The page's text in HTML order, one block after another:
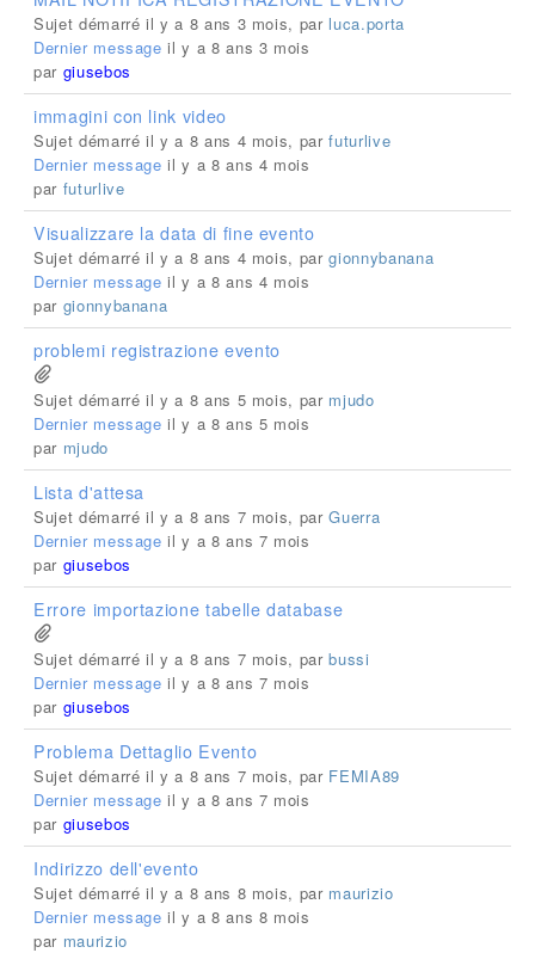
Sujet démarré il y a 8 ans 3 mois, par luca.porta
Dernier message il y a 8 ans 3 mois
par giusebos
immagini con link video
Sujet démarré il y a 8 ans 4 mois, parfuturlive
Dernier message il y a 8 ans 4 mois
par futurlive
Visualizzare la data di fine evento
Sujet démarré il y a 8 ans 4 mois, pargionnybanana
Dernier message il y a 8 ans 4 mois
par gionnybanana
problemi registrazione evento
Sujet démarré il y a 8 ans 5 mois, par mjudo
Dernier message il y a 8 ans 5 mois
par mjudo
Lista d'attesa
Sujet démarré il y a 8 ans 7 mois, parGuerra
Dernier message il y a 8 ans 7 mois
par giusebos
Errore importazione tabelle database
Sujet démarré il y a 8 ans 7 mois, parbussi
Dernier message il y a 8 ans 7 mois
par giusebos
Problema Dettaglio Evento
Sujet démarré il y a 8 ans 7 mois, par FEMIA89
Dernier message il y a 8 ans 7 mois
par giusebos
Indirizzo dell'evento
Sujet démarré il y a 8 ans 8 mois, par maurizio
Dernier message il y a 8 ans 8 mois
par maurizio